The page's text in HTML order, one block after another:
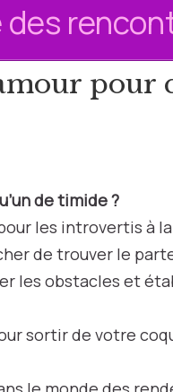
pour
de timide ?
les introvertis à la
de trouver le
les obstacles et
sortir de votre